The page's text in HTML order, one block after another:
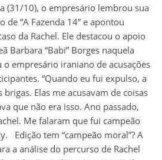
(31/10), o empresário lembrou sua
de “A Fazenda 14” e apontou
da Rachel. Ele destacou o apoio
Barbara “Babi” Borges naquela
o empresário iraniano de acusações
“Quando eu fui expulso, a
Elas me acusavam de coisas
que não era isso. Ano passado,
Me falaram que fui campeão
Edição tem “campeão moral”? A
a análise do percurso de Rachel